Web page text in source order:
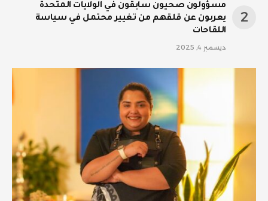
مسؤولون صحيون سابقون في الولايات المتحدة
يعربون عن قلقهم من تغيير محتمل في سياسة
اللقاحات
ديسمبر 4, 2025